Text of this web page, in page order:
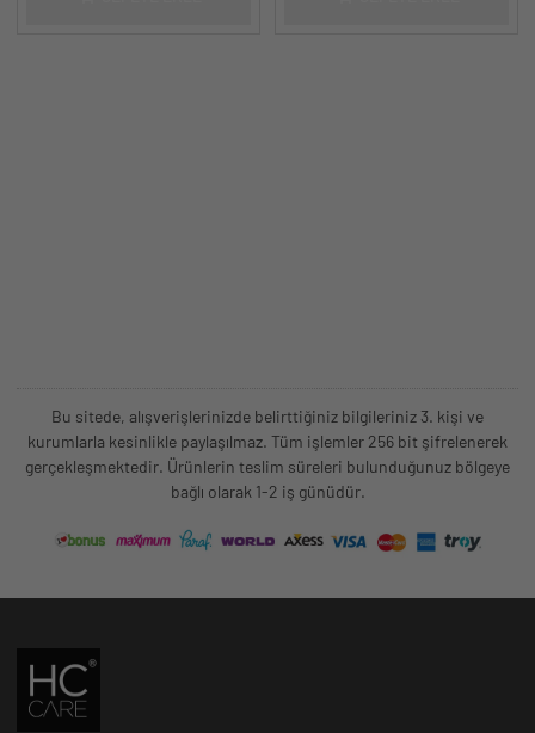
Bu sitede, alışverişlerinizde belirttiğiniz bilgileriniz 3. kişi ve
kurumlarla kesinlikle paylaşılmaz. Tüm işlemler 256 bit şifrelenerek
gerçekleşmektedir. Ürünlerin teslim süreleri bulunduğunuz bölgeye
bağlı olarak 1-2 iş günüdür.